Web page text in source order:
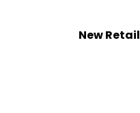
New Retail